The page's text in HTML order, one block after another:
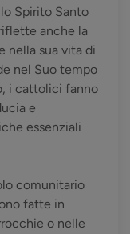
Spirito Santo
anche la
nella sua vita di
nel Suo tempo
i cattolici fanno
e
essenziali
comunitario
fatte in
o nelle